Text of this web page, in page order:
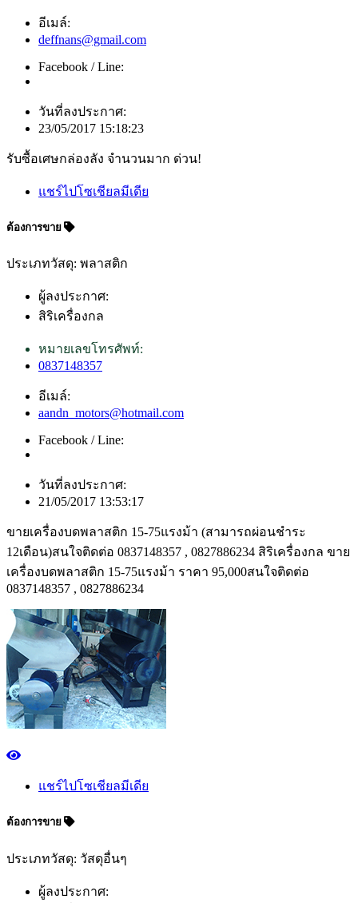
อีเมล์:
deffnans@gmail.com
Facebook / Line:
วันที่ลงประกาศ:
23/05/2017 15:18:23
รับซื้อเศษกล่องลัง จำนวนมาก ด่วน!
แชร์ไปโซเชียลมีเดีย
ต้องการขาย
ประเภทวัสดุ: พลาสติก
ผู้ลงประกาศ:
สิริเครื่องกล
หมายเลขโทรศัพท์:
0837148357
อีเมล์:
aandn_motors@hotmail.com
Facebook / Line:
วันที่ลงประกาศ:
21/05/2017 13:53:17
ขายเครื่องบดพลาสติก 15-75แรงม้า (สามารถผ่อนชำระ
12เดือน)สนใจติดต่อ 0837148357 , 0827886234 สิริเครื่องกล ขาย
เครื่องบดพลาสติก 15-75แรงม้า ราคา 95,000สนใจติดต่อ
0837148357 , 0827886234
แชร์ไปโซเชียลมีเดีย
ต้องการขาย
ประเภทวัสดุ: วัสดุอื่นๆ
ผู้ลงประกาศ: